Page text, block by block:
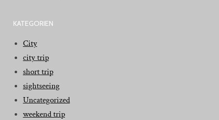
KATEGORIEN
City
city trip
short trip
sightseeing
Uncategorized
weekend trip